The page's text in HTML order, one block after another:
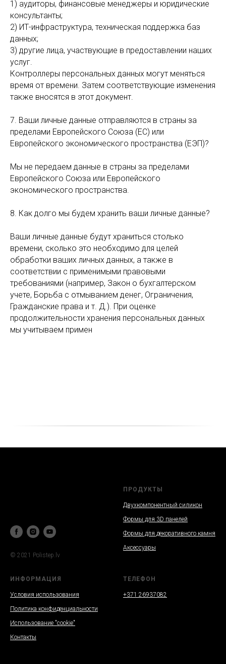
1) аудиторы, финансовые менеджеры и юридические
консультанты;
2) ИТ-инфраструктура, техническая поддержка баз
данных;
3) другие лица, участвующие в предоставлении наших
услуг.
Контроллеры персональных данных могут меняться
время от времени. Затем соответствующие изменения
также вносятся в этот документ.
7. Ваши личные данные отправляются в страны за
пределами Европейского Союза (ЕС) или
Европейского экономического пространства (ЕЭП)?
Мы не передаем данные в страны за пределами
Европейского Союза или Европейского
экономического пространства.
8. Как долго мы будем хранить ваши личные данные?
Ваши личные данные будут храниться столько
времени, сколько это необходимо для целей
обработки ваших личных данных, а также в
соответствии с применимыми правовыми
требованиями (например, Закон о бухгалтерском
учете, Борьба с отмыванием денег, Ограничения,
Гражданские права и т. Д.). При оценке
продолжительности хранения персональных данных
мы учитываем примен
© 2021 Polistep.lv
ПРОДУКТЫ
Двухкомпонентный силикон
Формы для 3D панелей
Формы для декоративного камня
Аксессуары
ИНФОРМАЦИЯ
Условия использования
Политика конфиденциальности
Использование "cookie"
Контакты
ТЕЛЕФОН
+371 26937082